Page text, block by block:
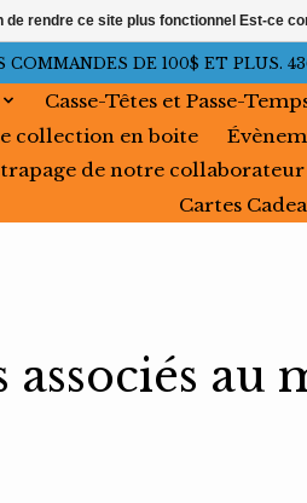
DE 100$ ET PLUS.
Casse-Têtes et Passe-
collection en boite
de notre collaborateur
Cartes
au
de rendre ce site plus fonctionnel Est-ce